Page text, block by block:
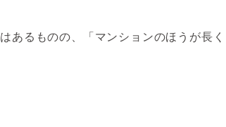
あるものの、「マンションのほうが長く